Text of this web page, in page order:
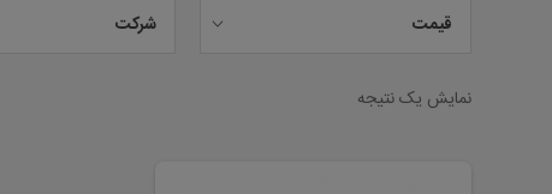
قیمت شرکت
نمایش یک نتیجه